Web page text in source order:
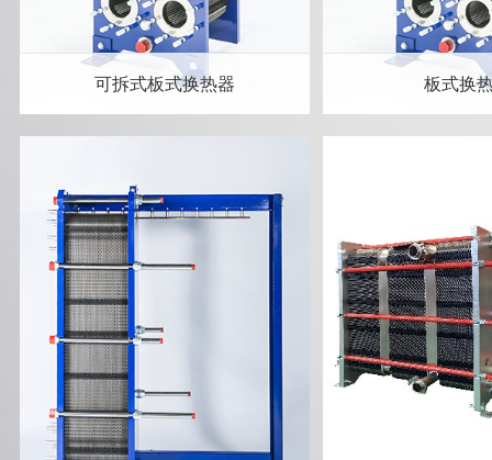
可拆式板式换热器 板式换